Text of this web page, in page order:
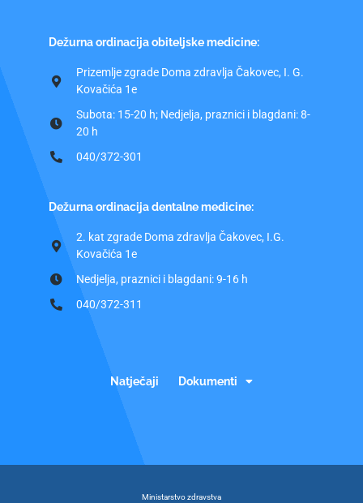
Dežurna ordinacija obiteljske medicine:
Prizemlje zgrade Doma zdravlja Čakovec, I. G.
Kovačića 1e
Subota: 15-20 h; Nedjelja, praznici i blagdani: 8-
20 h
040/372-301
Dežurna ordinacija dentalne medicine:
2. kat zgrade Doma zdravlja Čakovec, I.G.
Kovačića 1e
Nedjelja, praznici i blagdani: 9-16 h
040/372-311
Natječaji Dokumenti
Ministarstvo zdravstva